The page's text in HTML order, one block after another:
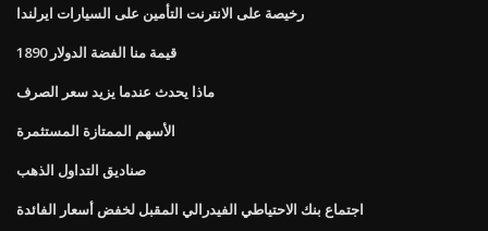
رخيصة على الانترنت التأمين على السيارات ايرلندا
قيمة منا الفضة الدولار 1890
ماذا يحدث عندما يزيد سعر الصرف
الأسهم الممتازة المستثمرة
صناديق التداول الذهب
اجتماع بنك الاحتياطي الفيدرالي المقبل لخفض أسعار الفائدة